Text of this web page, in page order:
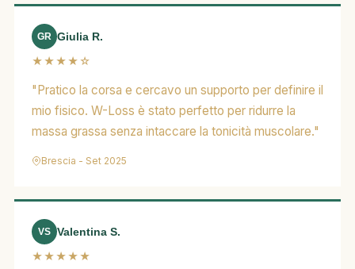
GR Giulia R.
★★★★☆
"Pratico la corsa e cercavo un supporto per definire il
mio fisico. W-Loss è stato perfetto per ridurre la
massa grassa senza intaccare la tonicità muscolare."
Brescia - Set 2025
VS Valentina S.
★★★★★